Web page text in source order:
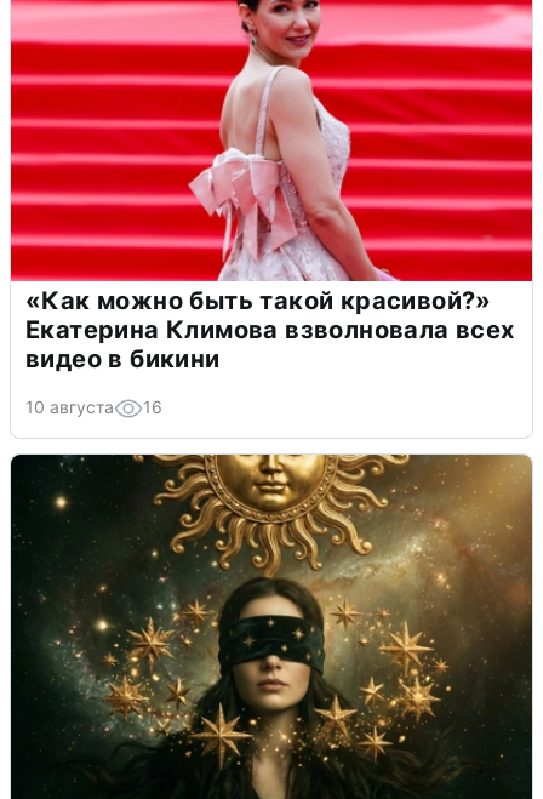
«Как можно быть такой красивой?»
Екатерина Климова взволновала всех
видео в бикини
10 августа 16